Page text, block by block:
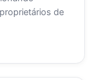
de